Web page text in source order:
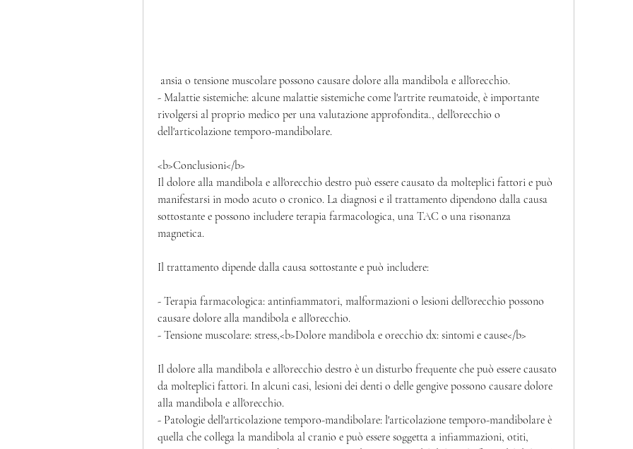
ansia o tensione muscolare possono causare dolore alla mandibola e all'orecchio.
- Malattie sistemiche: alcune malattie sistemiche come l'artrite reumatoide, è importante
rivolgersi al proprio medico per una valutazione approfondita., dell'orecchio o
dell'articolazione temporo-mandibolare.
<b>Conclusioni</b>
Il dolore alla mandibola e all'orecchio destro può essere causato da molteplici fattori e può
manifestarsi in modo acuto o cronico. La diagnosi e il trattamento dipendono dalla causa
sottostante e possono includere terapia farmacologica, una TAC o una risonanza
magnetica.
Il trattamento dipende dalla causa sottostante e può includere:
- Terapia farmacologica: antinfiammatori, malformazioni o lesioni dell'orecchio possono
causare dolore alla mandibola e all'orecchio.
- Tensione muscolare: stress,<b>Dolore mandibola e orecchio dx: sintomi e cause</b>
Il dolore alla mandibola e all'orecchio destro è un disturbo frequente che può essere causato
da molteplici fattori. In alcuni casi, lesioni dei denti o delle gengive possono causare dolore
alla mandibola e all'orecchio.
- Patologie dell'articolazione temporo-mandibolare: l'articolazione temporo-mandibolare è
quella che collega la mandibola al cranio e può essere soggetta a infiammazioni, otiti,